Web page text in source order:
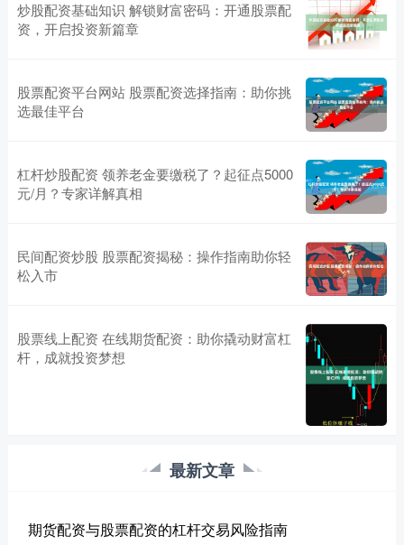
炒股配资基础知识 解锁财富密码：开通股票配
资，开启投资新篇章
股票配资平台网站 股票配资选择指南：助你挑
选最佳平台
杠杆炒股配资 领养老金要缴税了？起征点5000
元/月？专家详解真相
民间配资炒股 股票配资揭秘：操作指南助你轻
松入市
股票线上配资 在线期货配资：助你撬动财富杠
杆，成就投资梦想
最新文章
期货配资与股票配资的杠杆交易风险指南